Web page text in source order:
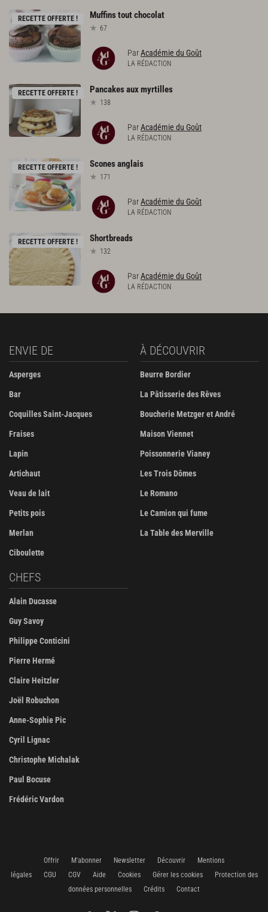
RECETTE OFFERTE ! Muffinstoutchocolat
67
ParAcadémie du Goût
LA RÉDACTION
RECETTE OFFERTE ! Pancakesauxmyrtilles
138
ParAcadémie du Goût
LA RÉDACTION
RECETTE OFFERTE ! Sconesanglais
171
ParAcadémie du Goût
LA RÉDACTION
RECETTE OFFERTE ! Shortbreads
132
ParAcadémie du Goût
LA RÉDACTION
ENVIE DE
Asperges
Bar
Coquilles Saint-Jacques
Fraises
Lapin
Artichaut
Veau de lait
Petits pois
Merlan
Ciboulette
À DÉCOUVRIR
Beurre Bordier
La Pâtisserie des Rêves
Boucherie Metzger et André
Maison Viennet
Poissonnerie Vianey
Les Trois Dômes
Le Romano
Le Camion qui fume
La Table des Merville
CHEFS
Alain Ducasse
Guy Savoy
Philippe Conticini
Pierre Hermé
Claire Heitzler
Joël Robuchon
Anne-Sophie Pic
Cyril Lignac
Christophe Michalak
Paul Bocuse
Frédéric Vardon
Offrir M'abonner Newsletter Découvrir
Mentions
légales
CGU CGV Aide Cookies Gérer les cookies
Protection des
données personnelles
Crédits Contact